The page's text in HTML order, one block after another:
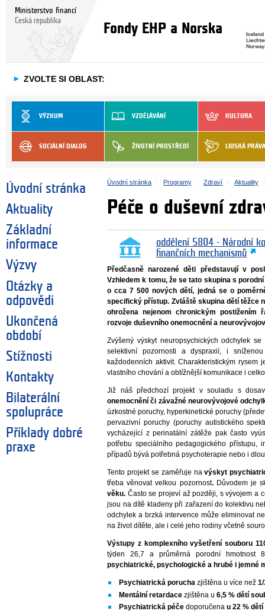
Ministerstvo financí
Česká republika
Fondy EHP a Norska
► ZVOLTE SI OBLAST:
VÝZKUM VZDĚLÁVÁNÍ KULTURA
SOCIÁLNÍ DIALOG ŽIVOTNÍ PROSTŘEDÍ LIDSKÁ PRÁVA
Úvodní stránka
Aktuality
Základní
informace
Výzvy
Otázky a
odpovědi
Ukončená
období
Stížnosti
Kontakty
Bilaterální
spolupráce
Příklady dobré
praxe
Úvodní stránka Programy Zdraví Aktuality
Péče o duševní
oddělení 5804 - Národní
finančních mechanismů
Předčasně narozené děti představují v
Vzhledem k tomu, že se tato skupina s
o cca 7 500 nových dětí, jedná se o
specifický přístup. Zvláště skupina dětí těžce
ohrožena nejenom chronickým
rozvoje duševního onemocnění a
Zvýšený výskyt neuropsychických odchylek
selektivní pozornosti a dyspraxií, i
každodenních aktivit. Charakteristickým
vlastního chování a obtížnější komunikace i
Již náš předchozí projekt v souladu s
onemocnění či závažné neurovývojové
úzkostné poruchy, hyperkinetické poruchy
pervazivní poruchy (poruchy autistického
vycházející z perinatální zátěže pak často
potřebu speciálního pedagogického přístupu,
případů bývá potřebná psychoterapie nebo i
Tento projekt se zaměřuje navýskyt
třeba věnovat velkou pozornost.Důvodem je
věku. Často se projeví až později, s vývojem a
jsou na dítě kladeny při zařazení do kolektivu
odchylek a brzká intervence může eliminovat
na život dítěte, ale i celé jeho rodiny včetně
Výstupy z komplexního vyšetření souboru
týden 26,7 a průměrná porodní
psychiatrické, psychologické a hrubé i jemné
Psychiatrická porucha zjištěna u více než
Mentální retardace zjištěna u 6,5 % dětí
Psychiatrická péčedoporučena u 22 % dětí